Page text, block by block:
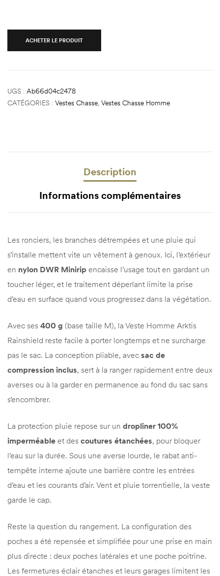
ACHETER LE PRODUIT
UGS : Ab66d04c2478
CATÉGORIES : Vestes Chasse, Vestes Chasse Homme
Description
Informations complémentaires
Les ronciers, les branches détrempées et une pluie qui
s’installe mettent vite un vêtement à genoux. Ici, l’extérieur
en nylon DWR Minirip encaisse l’usage tout en gardant un
toucher léger, et le traitement déperlant limite la prise
d’eau en surface quand vous progressez dans la végétation.
Avec ses 400 g (base taille M), la Veste Homme Arktis
Rainshield reste facile à porter longtemps et ne surcharge
pas le sac. La conception pliable, avec sac de
compression inclus, sert à la ranger rapidement entre deux
averses ou à la garder en permanence au fond du sac sans
s’encombrer.
La protection pluie repose sur un dropliner 100%
imperméable et des coutures étanchées, pour bloquer
l’eau sur la durée. Sous une averse lourde, le rabat anti-
tempête interne ajoute une barrière contre les entrées
d’eau et les courants d’air. Vent et pluie torrentielle, la veste
garde le cap.
Reste la question du rangement. La configuration des
poches a été repensée et simplifiée pour une prise en main
plus directe : deux poches latérales et une poche poitrine.
Les fermetures éclair étanches et leurs garages limitent les